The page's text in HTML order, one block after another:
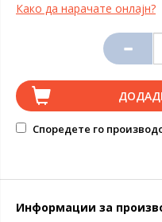
Како да нарачате онлајн?
Споредете го
Информации за